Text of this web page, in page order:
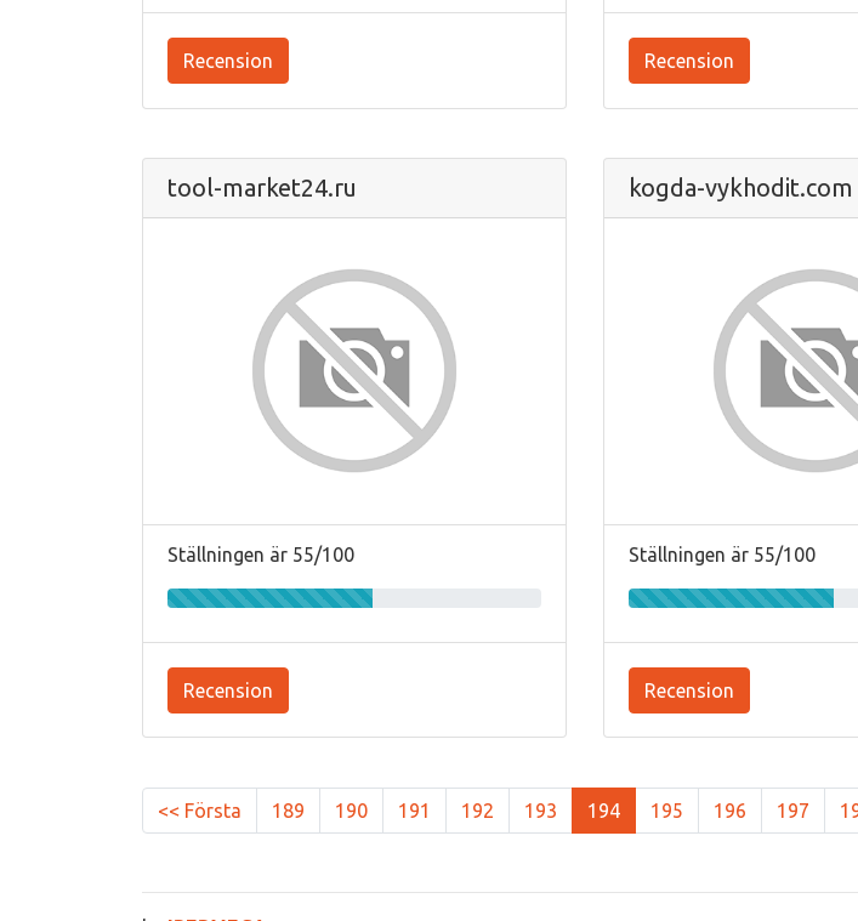
Recension Recension
tool-market24.ru
Ställningen är 55/100
Recension
kogda-vykhodit.com
Ställningen är 55/100
Recension
<< Första 189 190 191 192 193 194 195 196 197